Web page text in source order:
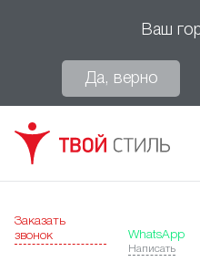
Ваш
Да, верно
Заказать
звонок
WhatsApp
Написать